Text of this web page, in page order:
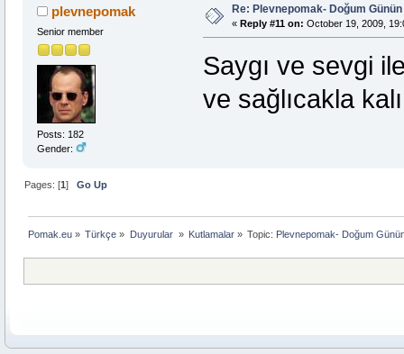
plevnepomak
Senior member
Posts: 182
Gender:
Re: Plevnepomak- Doğum
« Reply #11 on: October 19, 2009,
Saygı ve sevgi
ve sağlıcakla
Pages: [1]Go Up
Pomak.eu » Türkçe » Duyurular » Kutlamalar » Topic: Plevnepomak- Doğum